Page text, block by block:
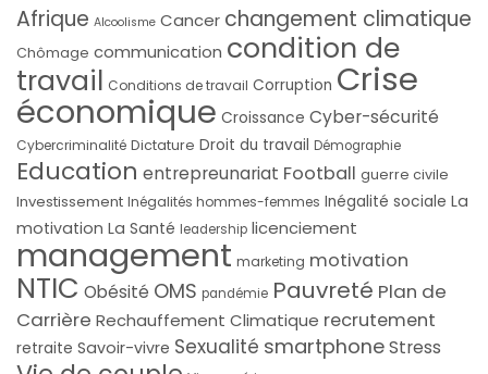
Afrique Alcoolisme Cancer changement climatique
Chômage communication condition de
travail Conditions de travail Corruption Crise
économique Croissance Cyber-sécurité
Cybercriminalité Dictature Droit du travail Démographie
Education entrepreunariat Football guerre civile
Investissement Inégalités hommes-femmes Inégalité sociale La
motivation La Santé leadership licenciement
management marketing motivation
NTIC Obésité OMS pandémie Pauvreté Plan de
Carrière Rechauffement Climatique recrutement
retraite Savoir-vivre Sexualité smartphoneStress